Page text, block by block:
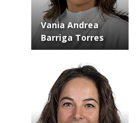
Vania Andrea
Barriga Torres